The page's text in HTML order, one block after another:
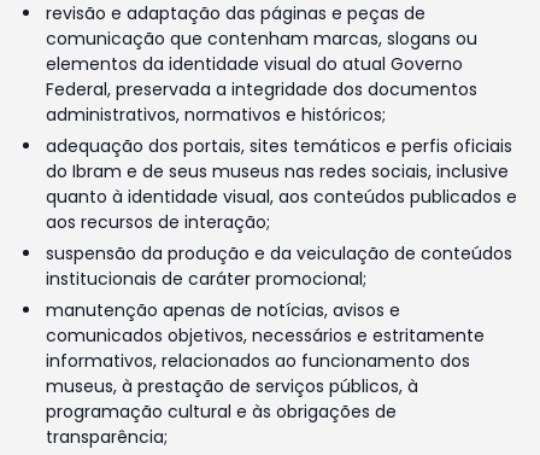
revisão e adaptação das páginas e peças de
comunicação que contenham marcas, slogans ou
elementos da identidade visual do atual Governo
Federal, preservada a integridade dos documentos
administrativos, normativos e históricos;
adequação dos portais, sites temáticos e perfis oficiais
do Ibram e de seus museus nas redes sociais, inclusive
quanto à identidade visual, aos conteúdos publicados e
aos recursos de interação;
suspensão da produção e da veiculação de conteúdos
institucionais de caráter promocional;
manutenção apenas de notícias, avisos e
comunicados objetivos, necessários e estritamente
informativos, relacionados ao funcionamento dos
museus, à prestação de serviços públicos, à
programação cultural e às obrigações de
transparência;